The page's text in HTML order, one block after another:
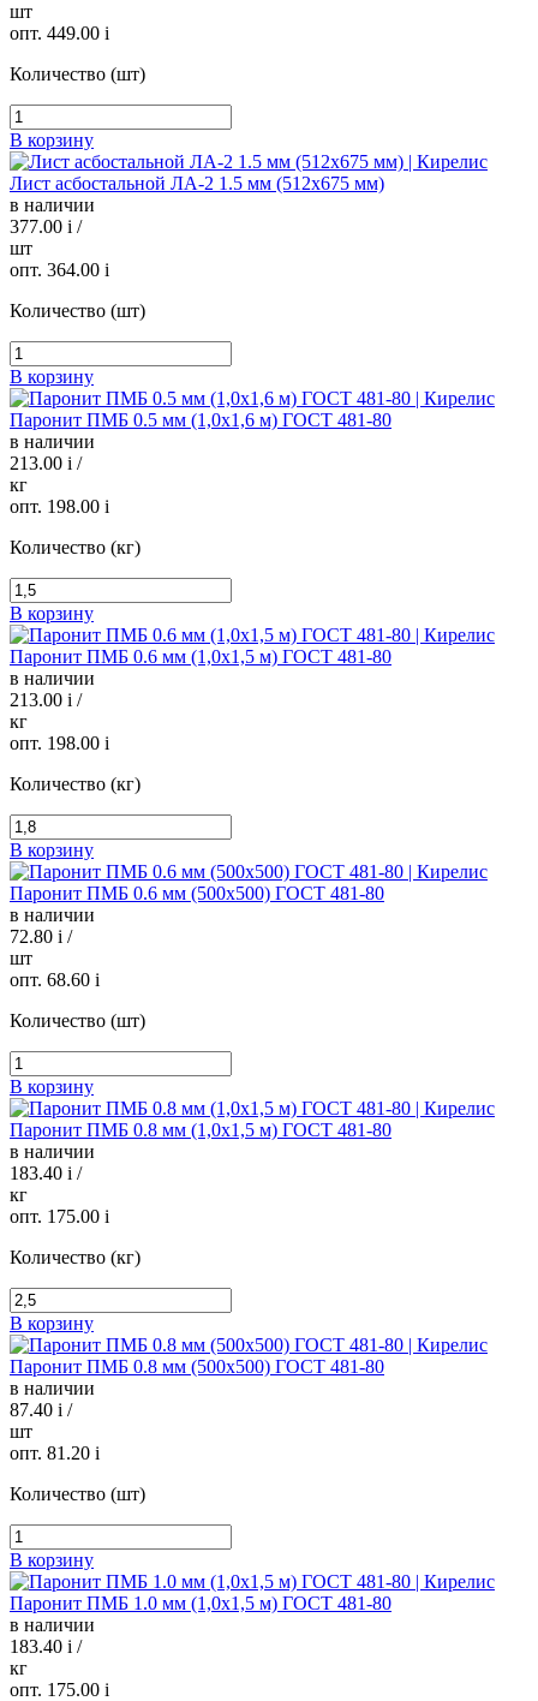
шт
опт. 449.00 i
Количество (шт)
В корзину
Лист асбостальной ЛА-2 1.5 мм (512х675 мм)
в наличии
377.00 i /
шт
опт. 364.00 i
Количество (шт)
В корзину
Паронит ПМБ 0.5 мм (1,0х1,6 м) ГОСТ 481-80
в наличии
213.00 i /
кг
опт. 198.00 i
Количество (кг)
В корзину
Паронит ПМБ 0.6 мм (1,0х1,5 м) ГОСТ 481-80
в наличии
213.00 i /
кг
опт. 198.00 i
Количество (кг)
В корзину
Паронит ПМБ 0.6 мм (500х500) ГОСТ 481-80
в наличии
72.80 i /
шт
опт. 68.60 i
Количество (шт)
В корзину
Паронит ПМБ 0.8 мм (1,0х1,5 м) ГОСТ 481-80
в наличии
183.40 i /
кг
опт. 175.00 i
Количество (кг)
В корзину
Паронит ПМБ 0.8 мм (500х500) ГОСТ 481-80
в наличии
87.40 i /
шт
опт. 81.20 i
Количество (шт)
В корзину
Паронит ПМБ 1.0 мм (1,0х1,5 м) ГОСТ 481-80
в наличии
183.40 i /
кг
опт. 175.00 i